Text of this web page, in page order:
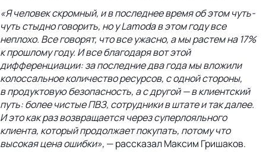
«Я человек скромный, и в последнее время об этомчуть-
чутьстыдно говорить, но у Lamoda в этом году все
неплохо. Все говорят, что все ужасно, а мы растем на 17%
к прошлому году. И все благодаря вот этой
дифференциации: за последние два года мы вложили
колоссальное количество ресурсов, с одной стороны,
в продуктовую безопасность, а с другой — в клиентский
путь: более чистые ПВЗ, сотрудники в штате и так далее.
И это как раз возвращается через суперлояльного
клиента, который продолжает покупать, потому что
высокая цена ошибки», — рассказал Максим Гришаков.